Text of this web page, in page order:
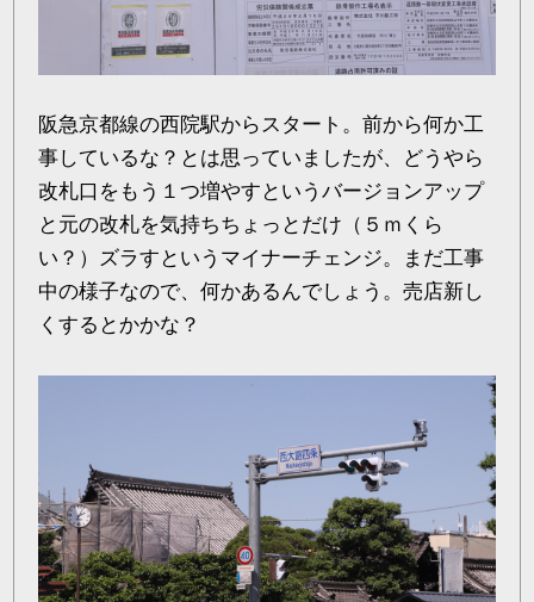
阪急京都線の西院駅からスタート。前から何か工
事しているな？とは思っていましたが、どうやら
改札口をもう１つ増やすというバージョンアップ
と元の改札を気持ちちょっとだけ（５ｍくら
い？）ズラすというマイナーチェンジ。まだ工事
中の様子なので、何かあるんでしょう。売店新し
くするとかかな？